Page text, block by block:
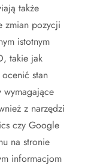
także
zmian pozycji
istotnym
takie jak
stan
wymagające
z narzędzi
czy Google
na stronie
informacjom